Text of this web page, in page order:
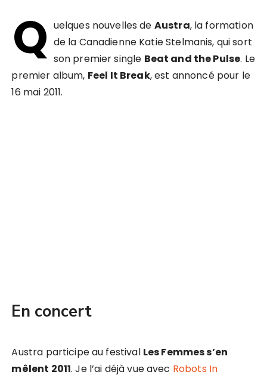
Q uelques nouvelles de Austra, la formation
de la Canadienne Katie Stelmanis, qui sort
son premier single Beat and the Pulse. Le
premier album, Feel It Break, est annoncé pour le
16 mai 2011.
En concert
Austra participe au festival Les Femmes s’en
mêlent 2011. Je l’ai déjà vue avec Robots In